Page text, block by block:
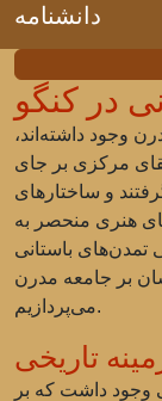
دانشنامه
در کنگو
وجود داشته‌اند،
مرکزی بر جای
و ساختارهای
هنری منحصر به
تمدن‌های باستانی
بر جامعه مدرن
می‌پردازیم.
تاریخی
وجود داشت که بر